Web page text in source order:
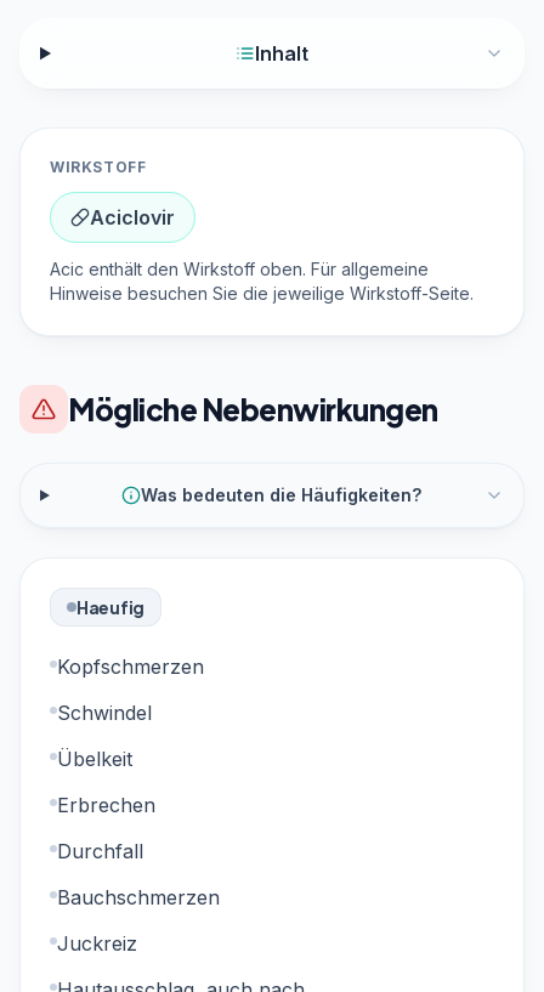
Inhalt
WIRKSTOFF
Aciclovir
Acic enthält den Wirkstoff oben. Für allgemeine
Hinweise besuchen Sie die jeweilige Wirkstoff-Seite.
Mögliche Nebenwirkungen
Was bedeuten die Häufigkeiten?
Haeufig
Kopfschmerzen
Schwindel
Übelkeit
Erbrechen
Durchfall
Bauchschmerzen
Juckreiz